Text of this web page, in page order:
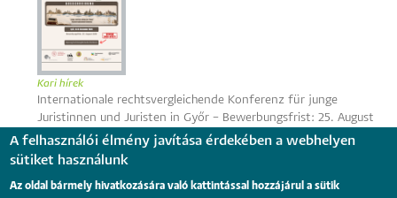
Kari hírek
Internationale rechtsvergleichende Konferenz für junge
Juristinnen und Juristen in Győr – Bewerbungsfrist: 25. August
2026
A felhasználói élmény javítása érdekében a webhelyen
sütiket használunk
Az oldal bármely hivatkozására való kattintással hozzájárul a sütik